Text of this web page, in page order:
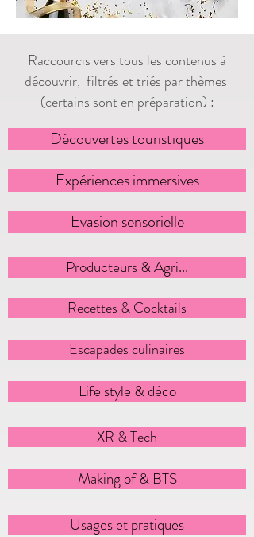
Raccourcis vers tous les contenus à
découvrir, filtrés et triés par thèmes
(certains sont en préparation) :
Découvertes touristiques
Expériences immersives
Evasion sensorielle
Producteurs & Agri...
Recettes & Cocktails
Escapades culinaires
Life style & déco
XR & Tech
Making of & BTS
Usages et pratiques